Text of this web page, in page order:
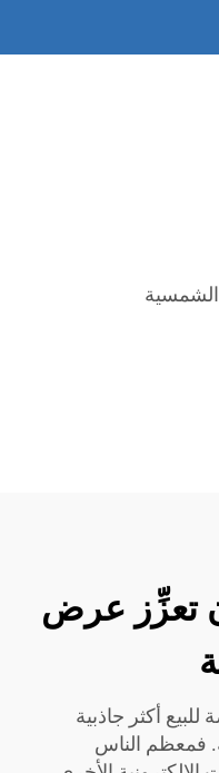
الشمسية
تعزِّز عرض
أكثر جاذبية
فمعظم الناس